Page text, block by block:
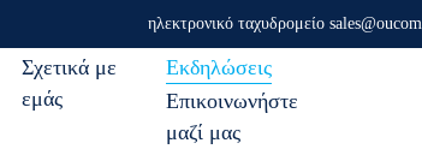
ηλεκτρονικό ταχυδρομείο
Σχετικά με
εμάς
Εκδηλώσεις
Επικοινωνήστε
μαζί μας